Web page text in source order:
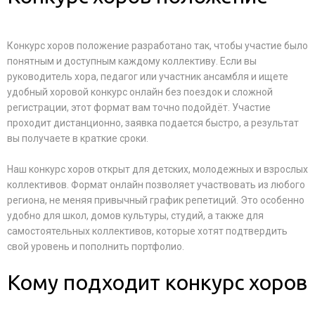
Конкурс хоров положение разработано так, чтобы участие было
понятным и доступным каждому коллективу. Если вы
руководитель хора, педагог или участник ансамбля и ищете
удобный хоровой конкурс онлайн без поездок и сложной
регистрации, этот формат вам точно подойдёт. Участие
проходит дистанционно, заявка подается быстро, а результат
вы получаете в краткие сроки.
Наш конкурс хоров открыт для детских, молодежных и взрослых
коллективов. Формат онлайн позволяет участвовать из любого
региона, не меняя привычный график репетиций. Это особенно
удобно для школ, домов культуры, студий, а также для
самостоятельных коллективов, которые хотят подтвердить
свой уровень и пополнить портфолио.
Кому подходит конкурс хоров